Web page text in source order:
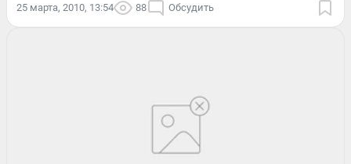
25 марта, 2010, 13:54 88 Обсудить